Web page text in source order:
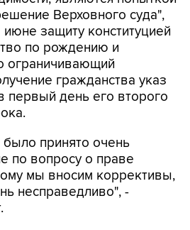
Верховного суда",
защиту конституцией
по рождению и
ограничивающий
гражданства указ
первый день его второго
принято очень
по вопросу о праве
мы вносим коррективы,
несправедливо", -